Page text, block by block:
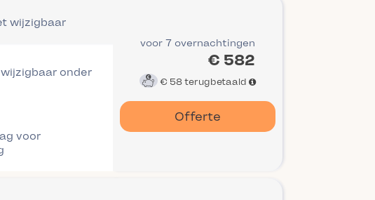
wijzigbaar
onder
voor
voor 7 overnachtingen
€ 582
€ 58terugbetaald
Offerte